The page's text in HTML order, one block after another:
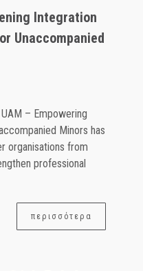
Integration
Unaccompanied
– Empowering
Minors has
organisations from
professional
περισσότερα